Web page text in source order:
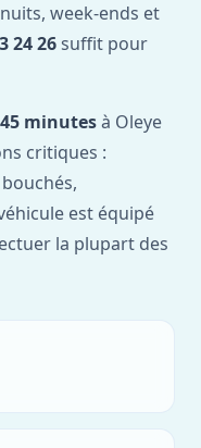
week-ends et
24 26 suffit pour
minutesà Oleye
critiques :
est équipé
la plupart des